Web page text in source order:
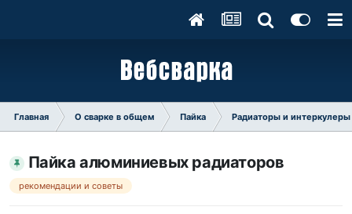
Главная О сварке в общем Пайка Радиаторы и интеркулеры
Пайка алюминиевых радиаторов
рекомендации и советы